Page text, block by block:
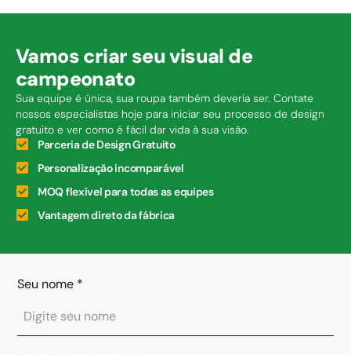
Vamos criar seu visual de
campeonato
Sua equipe é única, sua roupa também deveria ser. Contate
nossos especialistas hoje para iniciar seu processo de design
gratuito e ver como é fácil dar vida à sua visão.
Parceria de Design Gratuito
Personalização incomparável
MOQ flexível para todas as equipes
Vantagem direto da fábrica
Seu nome *